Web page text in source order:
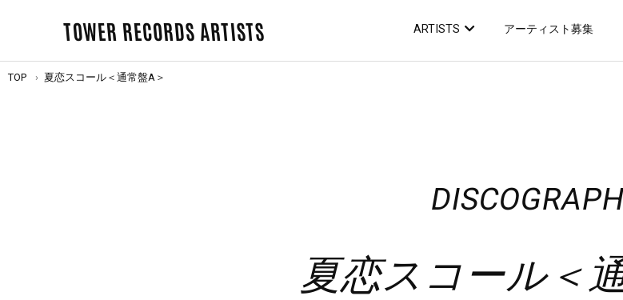
TOWER RECORDS ARTISTS ARTISTS アーティスト募集
TOP 夏恋スコール＜通常盤A＞
夏恋スコール＜